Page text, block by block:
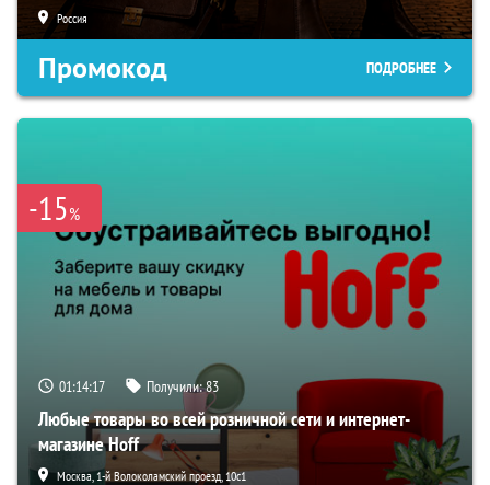
Россия
Промокод ПОДРОБНЕЕ
-15%
01:14:16 Получили:83
Любые товары во всей розничной сети и интернет-
магазине Hoff
Москва, 1-й Волоколамский проезд, 10с1